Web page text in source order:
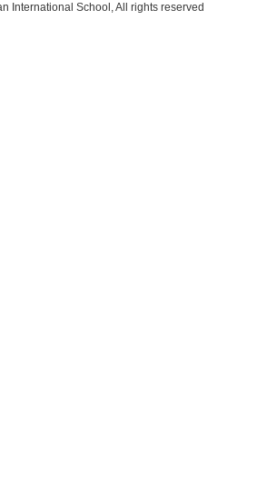
International School, All rights reserved